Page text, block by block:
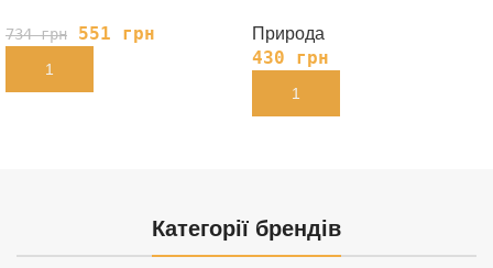
734грн 551 грн
В КОРЗИНУ
Природа
430 грн
В КОРЗИНУ
Категорії брендів